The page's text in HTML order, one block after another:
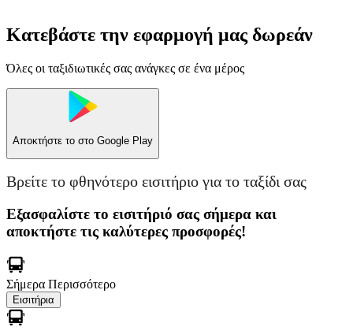
Κατεβάστε την εφαρμογή μας δωρεάν
Όλες οι ταξιδιωτικές σας ανάγκες σε ένα μέρος
Αποκτήστε το στο Google Play
Βρείτε το φθηνότερο εισιτήριο για το ταξίδι σας
Εξασφαλίστε το εισιτήριό σας σήμερα και
αποκτήστε τις καλύτερες προσφορές!
Σήμερα Περισσότερο
Εισιτήρια